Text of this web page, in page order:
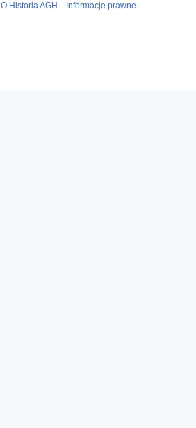
O Historia AGH Informacje prawne